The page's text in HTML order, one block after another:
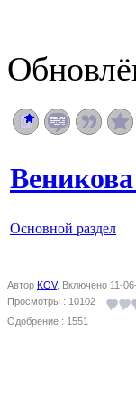
Основной раздел
Автор KOV, Включено 11-
Просмотры : 10102
Одобрение : 1551